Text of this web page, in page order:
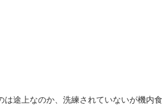
は途上なのか、洗練されていないが機内